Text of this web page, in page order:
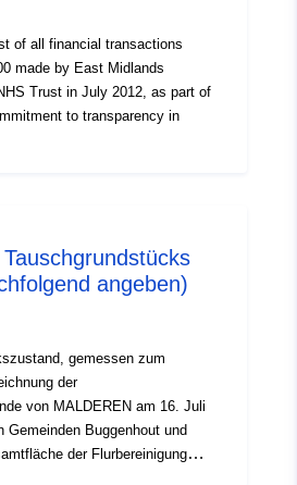
of all financial transactions
made by East Midlands
Trust in July 2012, as part of
to transparency in
angeben)
gemessen zum
der
von MALDEREN am 16. Juli
Gemeinden Buggenhout und
der Flurbereinigung